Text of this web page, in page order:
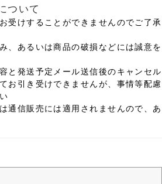
ついて
受けすることができませんのでご了承
、あるいは商品の破損などには誠意を
と発送予定メール送信後のキャンセル
お引き受けできませんが、事情等配慮
通信販売には適用されませんので、あ